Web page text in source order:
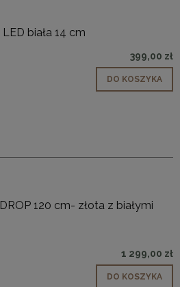
biała 14 cm
399,00 zł
DO KOSZYKA
120 cm- złota z białymi
1 299,00 zł
DO KOSZYKA